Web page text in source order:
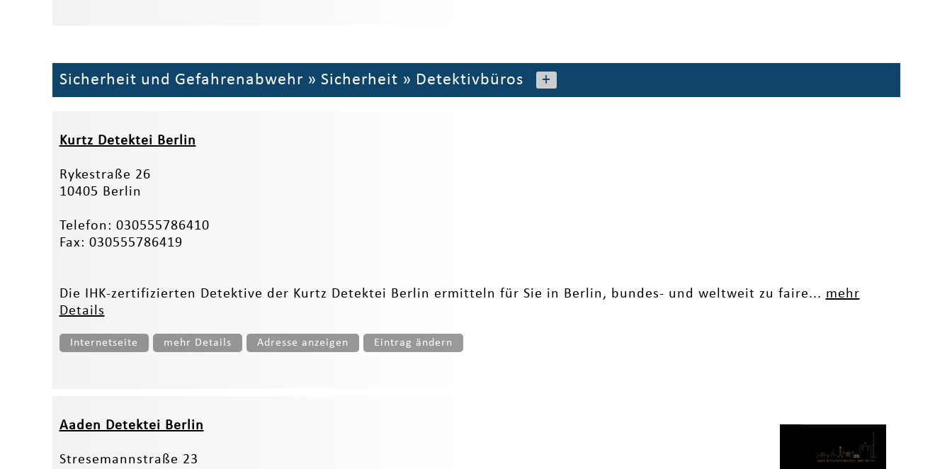
Sicherheit und Gefahrenabwehr » Sicherheit » Detektivbüros +
Kurtz Detektei Berlin
Rykestraße 26
10405 Berlin
Telefon: 030555786410
Fax: 030555786419
Die IHK-zertifizierten Detektive der Kurtz Detektei Berlin ermitteln für Sie in Berlin, bundes- und weltweit zu faire... mehr
Details
Internetseite mehr Details Adresse anzeigen Eintrag ändern
Aaden Detektei Berlin
Stresemannstraße 23